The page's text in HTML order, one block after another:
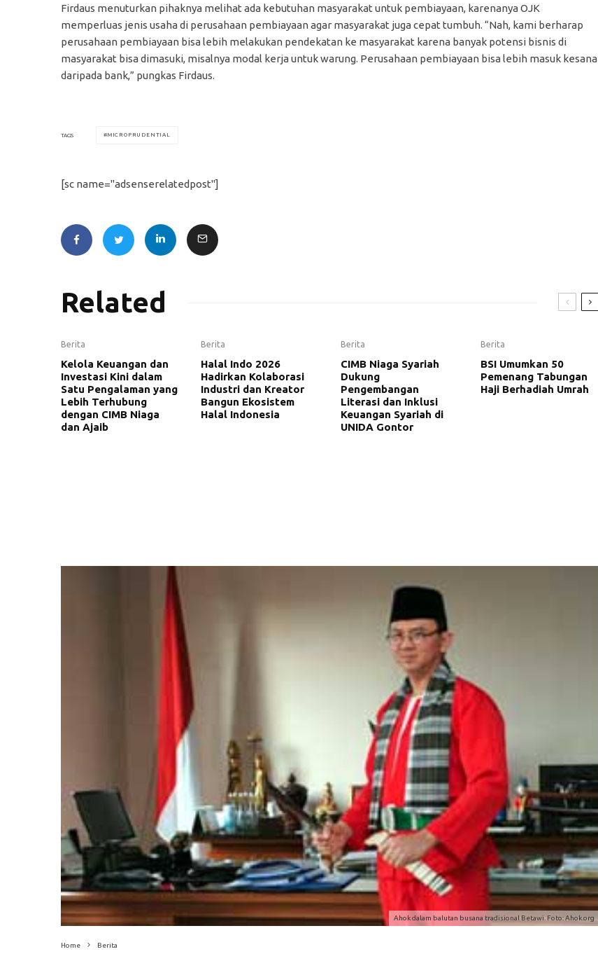
Firdaus menuturkan pihaknya melihat ada kebutuhan masyarakat untuk pembiayaan, karenanya OJK
memperluas jenis usaha di perusahaan pembiayaan agar masyarakat juga cepat tumbuh. “Nah, kami berharap
perusahaan pembiayaan bisa lebih melakukan pendekatan ke masyarakat karena banyak potensi bisnis di
masyarakat bisa dimasuki, misalnya modal kerja untuk warung. Perusahaan pembiayaan bisa lebih masuk kesana
daripada bank,” pungkas Firdaus.
TAGS MICROPRUDENTIAL
[sc name="adsenserelatedpost"]
Related
Berita
Kelola Keuangan dan
Investasi Kini dalam
Satu Pengalaman yang
Lebih Terhubung
dengan CIMB Niaga
dan Ajaib
Berita
Halal Indo 2026
Hadirkan Kolaborasi
Industri dan Kreator
Bangun Ekosistem
Halal Indonesia
Berita
CIMB Niaga Syariah
Dukung
Pengembangan
Literasi dan Inklusi
Keuangan Syariah di
UNIDA Gontor
Berita
BSI Umumkan 50
Pemenang Tabungan
Haji Berhadiah Umrah
Ahok dalam balutan busana tradisional Betawi. Foto: Ahok.org
Home Berita